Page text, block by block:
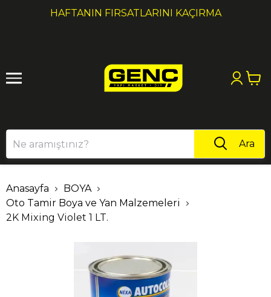
HAFTANIN FIRSATLARINI KAÇIRMA
1 2
Ara
Anasayfa
BOYA
Oto Tamir Boya ve Yan Malzemeleri
2K Mixing Violet 1 LT.